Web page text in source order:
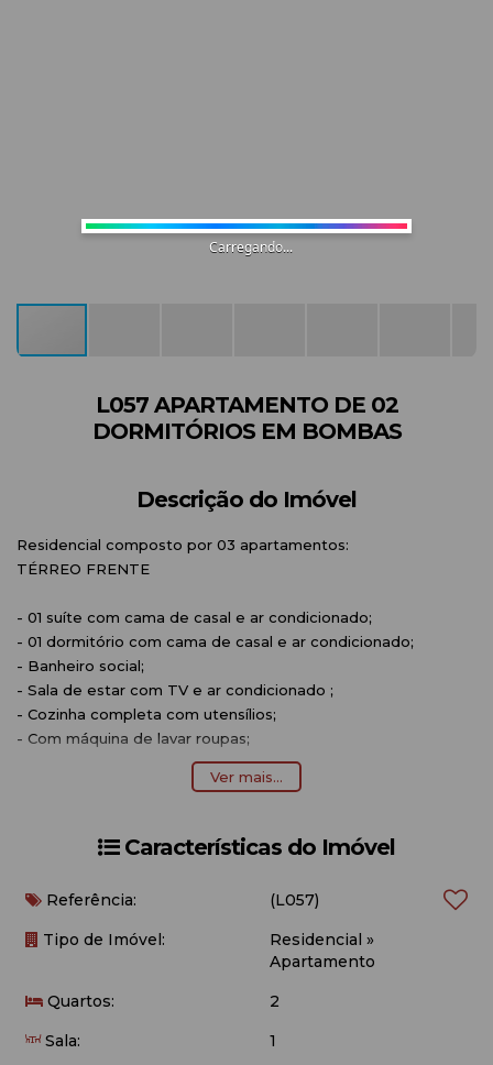
L057 APARTAMENTO DE 02
DORMITÓRIOS EM BOMBAS
Descrição do Imóvel
Residencial composto por 03 apartamentos:
TÉRREO FRENTE
- 01 suíte com cama de casal e ar condicionado;
- 01 dormitório com cama de casal e ar condicionado;
- Banheiro social;
- Sala de estar com TV e ar condicionado ;
- Cozinha completa com utensílios;
- Com máquina de lavar roupas;
- Area exclusiva com churrasqueira;
- Aproximadamente 250 metros do mar.
OBSERVAÇÕES:
- Vaga de garagem rotativa (Pequeno/ Médio);
- Não é permitido animais de estimação;
utensílios de praia (cadeiras e guarda-sol);
responsabilizamos por queda ou falta de sinal).
Ver mais...
Características do Imóvel
Referência:
(L057)
Tipo de Imóvel:
Residencial »
Apartamento
Quartos:
2
Sala:
1
Carregando...